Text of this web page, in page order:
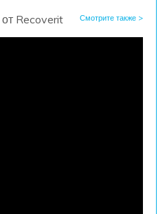
от Recoverit Смотрите также >